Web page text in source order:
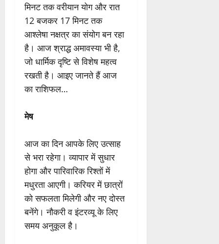
मिनट तक वरीयान योग और रात
12 बजकर 17 मिनट तक
आश्लेषा नक्षत्र का संयोग बन रहा
है। आज श्राद्ध अमावस्या भी है,
जो धार्मिक दृष्टि से विशेष महत्व
रखती है। आइए जानते हैं आज
का राशिफल…
मेष
आज का दिन आपके लिए उत्साह
से भरा रहेगा। व्यापार में सुधार
होगा और पारिवारिक रिश्तों में
मधुरता आएगी। करियर में छात्रों
को सफलता मिलेगी और नए दोस्त
बनेंगे। नौकरी व इंटरव्यू के लिए
समय अनुकूल है।